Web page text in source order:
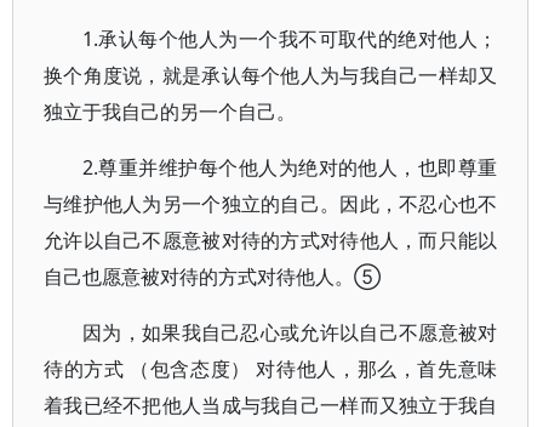
1.承认每个他人为一个我不可取代的绝对他人；
换个角度说，就是承认每个他人为与我自己一样却又
独立于我自己的另一个自己。
2.尊重并维护每个他人为绝对的他人，也即尊重
与维护他人为另一个独立的自己。因此，不忍心也不
允许以自己不愿意被对待的方式对待他人，而只能以
自己也愿意被对待的方式对待他人。⑤
因为，如果我自己忍心或允许以自己不愿意被对
待的方式 （包含态度） 对待他人，那么，首先意味
着我已经不把他人当成与我自己一样而又独立于我自